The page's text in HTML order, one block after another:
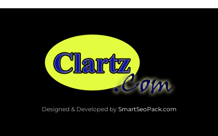
Designed & Developed by SmartSeoPack.com